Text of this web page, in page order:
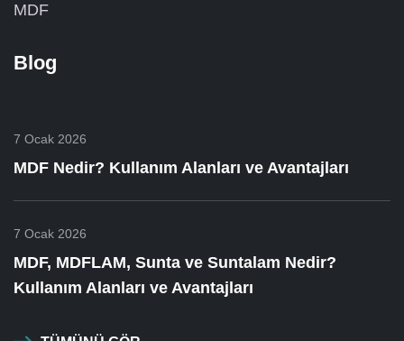
MDF
Blog
7 Ocak 2026
MDF Nedir? Kullanım Alanları ve Avantajları
7 Ocak 2026
MDF, MDFLAM, Sunta ve Suntalam Nedir?
Kullanım Alanları ve Avantajları